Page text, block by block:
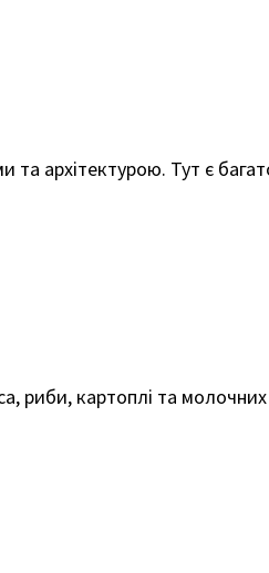
архітектурою. Тут є
риби, картоплі та